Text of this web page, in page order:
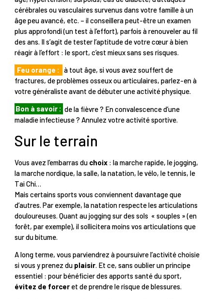
cérébrales ou vasculaires survenus dans votre famille à un
âge peu avancé, etc. – il conseillera peut-être un examen
plus approfondi (un test à l’effort), parfois à renouveler au fil
des ans. Il s’agit de tester l’aptitude de votre cœur à bien
réagir à l’effort : le sport, c’est mieux sans ses risques.
Feu orange :
à tout âge, si vous avez souffert de
fractures, de problèmes osseux ou articulaires, parlez-en à
votre généraliste avant de débuter une activité physique.
Bon à savoir : de la fièvre ? En convalescence d’une
maladie infectieuse ? Annulez votre activité sportive.
Sur le terrain
Vous avez l’embarras du choix : la marche rapide, le jogging,
la marche nordique, la salle, la natation, le vélo, le tennis, le
Tai Chi…
Mais certains sports vous conviennent davantage que
d’autres. Par exemple, la natation respecte les articulations
douloureuses. Quant au jogging sur des sols « souples » (en
forêt, par exemple), il sollicitera moins vos articulations que
sur du bitume.
A long terme, vous parviendrez à poursuivre l’activité choisie
si vous y prenez du plaisir. Et ce, sans oublier un principe
essentiel : pour bénéficier des apports santé du sport,
évitez de forcer et de prendre le risque de blessures.